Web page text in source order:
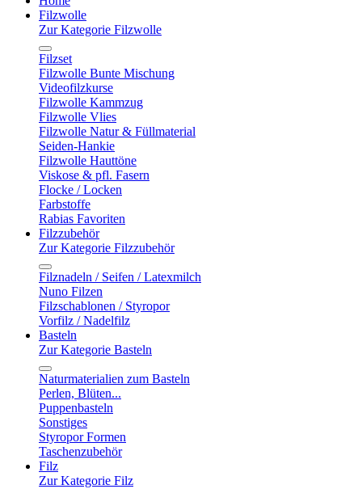
Filzwolle
Zur Kategorie Filzwolle
Filzset
Filzwolle Bunte Mischung
Videofilzkurse
Filzwolle Kammzug
Filzwolle Vlies
Filzwolle Natur & Füllmaterial
Seiden-Hankie
Filzwolle Hauttöne
Viskose & pfl. Fasern
Flocke / Locken
Farbstoffe
Rabias Favoriten
Filzzubehör
Zur Kategorie Filzzubehör
Filznadeln / Seifen / Latexmilch
Nuno Filzen
Filzschablonen / Styropor
Vorfilz / Nadelfilz
Basteln
Zur Kategorie Basteln
Naturmaterialien zum Basteln
Perlen, Blüten...
Puppenbasteln
Sonstiges
Styropor Formen
Taschenzubehör
Filz
Zur Kategorie Filz